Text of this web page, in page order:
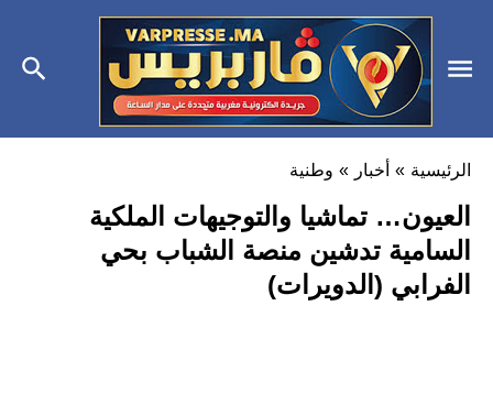
الرئيسية » أخبار » وطنية
العيون… تماشيا والتوجيهات الملكية
السامية تدشين منصة الشباب بحي
الفرابي (الدويرات)